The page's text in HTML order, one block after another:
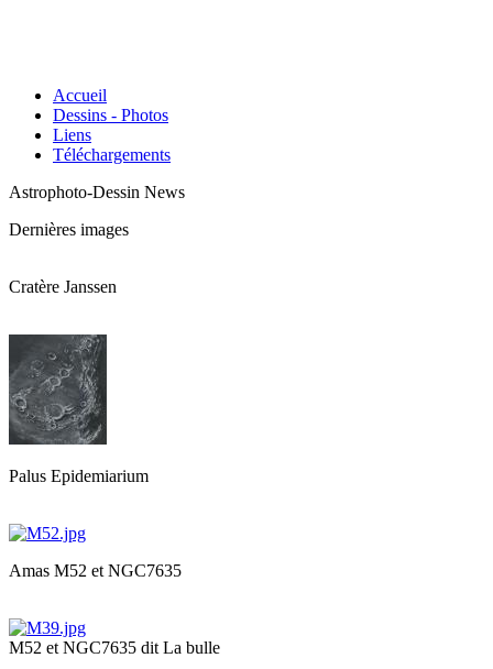
Accueil
Dessins - Photos
Liens
Téléchargements
Astrophoto-Dessin News
Dernières images
Cratère Janssen
Palus Epidemiarium
Amas M52 et NGC7635
M52 et NGC7635 dit La bulle